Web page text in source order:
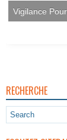
Vigilance
RECHERCHE